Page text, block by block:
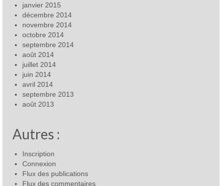
janvier 2015
décembre 2014
novembre 2014
octobre 2014
septembre 2014
août 2014
juillet 2014
juin 2014
avril 2014
septembre 2013
août 2013
Autres :
Inscription
Connexion
Flux des publications
Flux des commentaires